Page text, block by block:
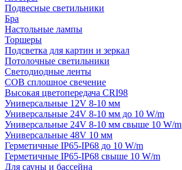
Подвесные светильники
Бра
Настольные лампы
Торшеры
Подсветка для картин и зеркал
Потолочные светильники
Светодиодные ленты
COB сплошное свечение
Высокая цветопередача CRI98
Универсальные 12V 8-10 мм
Универсальные 24V 8-10 мм до 10 W/m
Универсальные 24V 8-10 мм свыше 10 W/m
Универсальные 48V 10 мм
Герметичные IP65-IP68 до 10 W/m
Герметичные IP65-IP68 свыше 10 W/m
Для сауны и бассейна